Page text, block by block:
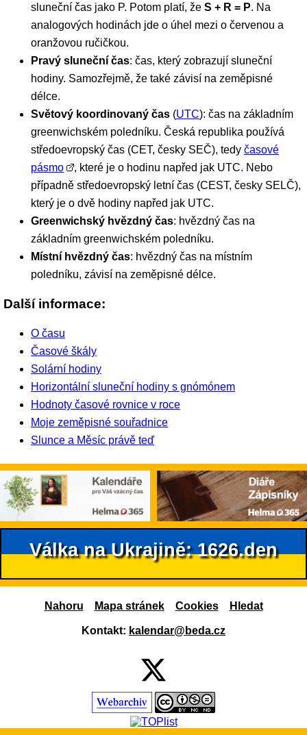
sluneční čas jako P. Potom platí, že S + R = P. Na
analogových hodinách jde o úhel mezi o červenou a
oranžovou ručičkou.
Pravý sluneční čas: čas, který zobrazují sluneční
hodiny. Samozřejmě, že také závisí na zeměpisné
délce.
Světový koordinovaný čas (UTC): čas na základním
greenwichském poledníku. Česká republika používá
středoevropský čas (CET, česky SEČ), tedy časové
pásmo
, které je o hodinu napřed jak UTC. Nebo
případně středoevropský letní čas (CEST, česky SELČ),
který je o dvě hodiny napřed jak UTC.
Greenwichský hvězdný čas: hvězdný čas na
základním greenwichském poledníku.
Místní hvězdný čas: hvězdný čas na místním
poledníku, závisí na zeměpisné délce.
Další informace:
O času
Časové škály
Solární hodiny
Horizontální sluneční hodiny s gnómónem
Hodnoty časové rovnice v roce
Moje zeměpisné souřadnice
Slunce a Měsíc právě teď
Válka na Ukrajině: 1626.den
Nahoru Mapa stránek Cookies Hledat
Kontakt: kalendar@beda.cz